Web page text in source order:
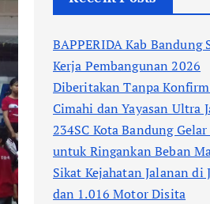
BAPPERIDA Kab Bandung
Kerja Pembangunan 2026
Diberitakan Tanpa
Cimahi dan Yayasan Ultra
234SC Kota Bandung
untuk Ringankan Beban
Sikat Kejahatan Jalanan di
dan 1.016 Motor Disita